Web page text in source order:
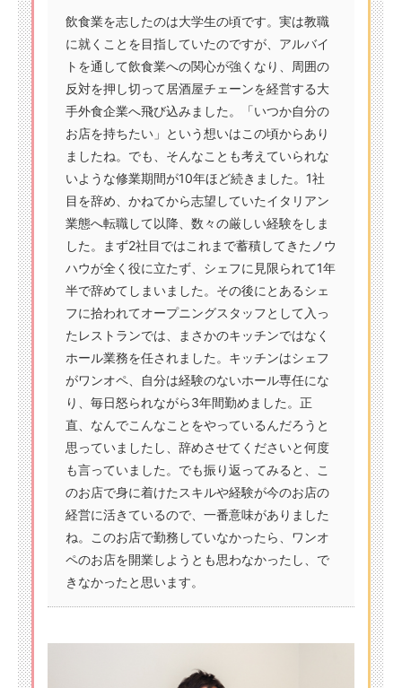
飲食業を志したのは大学生の頃です。実は教職
に就くことを目指していたのですが、アルバイ
トを通して飲食業への関心が強くなり、周囲の
反対を押し切って居酒屋チェーンを経営する大
手外食企業へ飛び込みました。「いつか自分の
お店を持ちたい」という想いはこの頃からあり
ましたね。でも、そんなことも考えていられな
いような修業期間が10年ほど続きました。1社
目を辞め、かねてから志望していたイタリアン
業態へ転職して以降、数々の厳しい経験をしま
した。まず2社目ではこれまで蓄積してきたノウ
ハウが全く役に立たず、シェフに見限られて1年
半で辞めてしまいました。その後にとあるシェ
フに拾われてオープニングスタッフとして入っ
たレストランでは、まさかのキッチンではなく
ホール業務を任されました。キッチンはシェフ
がワンオペ、自分は経験のないホール専任にな
り、毎日怒られながら3年間勤めました。正
直、なんでこんなことをやっているんだろうと
思っていましたし、辞めさせてくださいと何度
も言っていました。でも振り返ってみると、こ
のお店で身に着けたスキルや経験が今のお店の
経営に活きているので、一番意味がありました
ね。このお店で勤務していなかったら、ワンオ
ペのお店を開業しようとも思わなかったし、で
きなかったと思います。